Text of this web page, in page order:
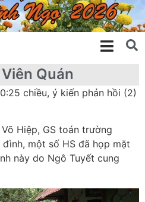
Quán
chiều, ý kiến phản hồi (2)
Hiệp, GS toán trường
một số HS đã họp mặt
này do Ngô Tuyết cung